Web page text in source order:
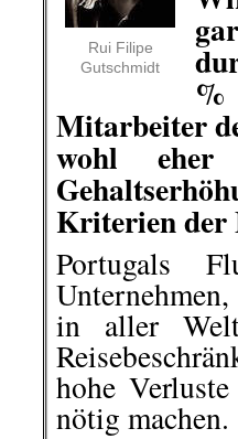
Rui Filipe
Gutschmidt
%
Mitarbeiter
wohl eher
Kriterien der
Portugals
in aller
hohe
nötig machen.